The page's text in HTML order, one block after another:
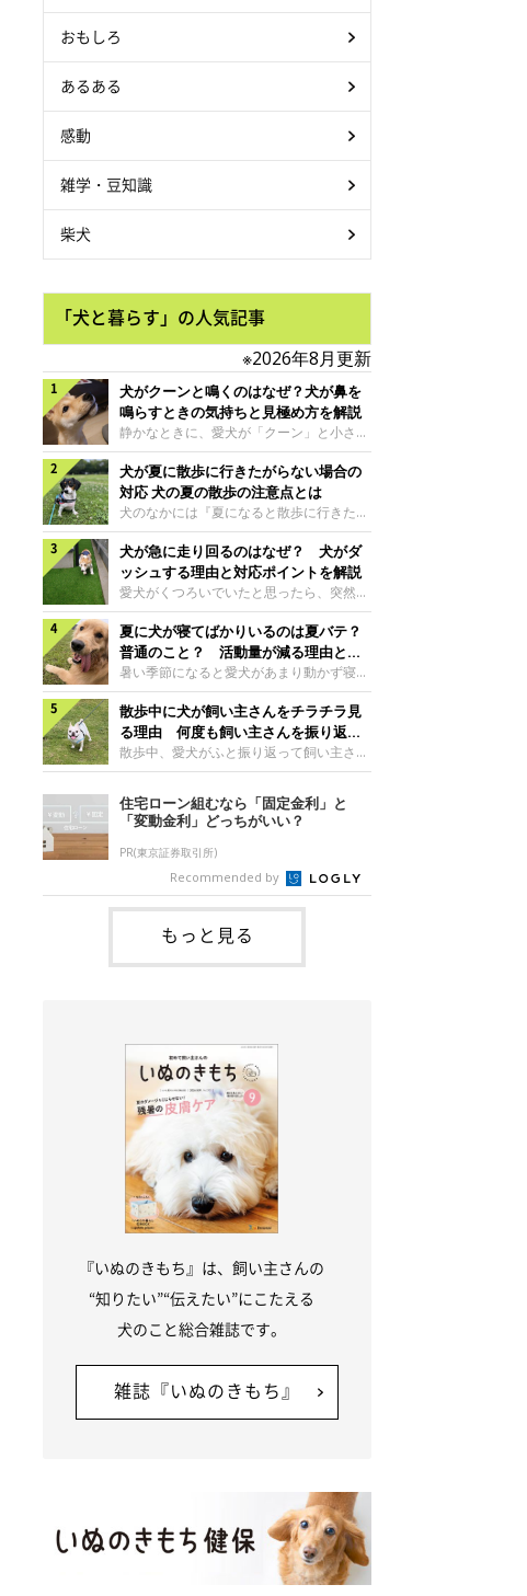
おもしろ
あるある
感動
雑学・豆知識
柴犬
「犬と暮らす」の人気記事
※2026年8月更新
犬がクーンと鳴くのはなぜ？犬が鼻を
鳴らすときの気持ちと見極め方を解説
静かなときに、愛犬が「クーン」と小さく
鳴いたり、鼻を鳴らすような音を出したり
することはありませんか？ 大きく吠える
わけではない分、「不安なの？それとも何
かお願いしているの？」と気になる飼い主
さんもいるかもしれません。今回は、犬が
クーンと鳴く理由や鼻鳴らしの背景、見極
め方と対応のポイントなどについて、いぬ
のきもち獣医師相談室の原 駿太朗先生に
伺いました。クーンと鳴くのはどんな気持
ち？いぬのきもち投稿写真ギャラリー犬が
クーンと小さく鳴くときは、何らかの感情
を伝えようとしている場合があると考えら
れています。大
犬が夏に散歩に行きたがらない場合の
対応 犬の夏の散歩の注意点とは
犬のなかには『夏になると散歩に行きたが
らない、歩かなくなる』『暑い季節は散歩
の気配を察すると涼しい部屋から出ようと
しない』など散歩に行きたがらないコもい
るようです。愛犬の運動をさせてあげたい
のに、散歩に行きたがらない。このような
場合はどう対応すればよいのでしょうか？
「愛犬が夏に散歩に行きたがらない場合の
対応」について、いぬのきもち獣医師相談
室の白山さとこ先生に聞きました。Q.夏に
犬の散歩に行くときの注意点は？ いぬの
きもち投稿写真ギャラリーーー夏に愛犬と
散歩に行くときは、どのようなことに注意
をするとよい
犬が急に走り回るのはなぜ？ 犬がダ
ッシュする理由と対応ポイントを解説
愛犬がくつろいでいたと思ったら、突然部
屋の中を走り回り始める――そんな様子に
驚いたことはありませんか？ 急な動きに
「何が起きているの？」と戸惑う飼い主さ
んも多いでしょう。落ち着いていたはずな
のに、急にスイッチが入ったように見える
と不安になることもあります。今回は、犬
が急に走り回る理由や見極め方などについ
て、いぬのきもち獣医師相談室の岡本りさ
先生に伺いました。犬が急に走り回るのは
ラリー犬が突然走り回る行動は、必ずしも
珍しいものではないと考えられています。
体にたまったエ
夏に犬が寝てばかりいるのは夏バテ？
普通のこと？ 活動量が減る理由と対
策とは
暑い季節になると愛犬があまり動かず寝て
ばかりだと感じる飼い主さんはいません
か？その様子に、愛犬が夏バテで疲れてい
るのか、元気がないのかなど不安に感じる
方もいるのではないかと思います。 で
は、犬が寝てばかりいるときに対処が必要
かを見極める方法はあるのでしょうか？
「犬の活動量が夏に減る理由と対策」につ
いて、いぬのきもち獣医師相談室の山口み
き先生に話を聞きました。Q. 夏に犬の活
動量が減る理由は？ いぬのきもち投稿写
真ギャラリーーー夏に愛犬の活動量が減る
と感じる飼い主さんもいるようです。理由
としてどのようなこ
散歩中に犬が飼い主さんをチラチラ見
る理由 何度も飼い主さんを振り返る
のはなぜ？
散歩中、愛犬がふと振り返って飼い主さん
の様子を確認する…そんな場面に心当たり
はありませんか？ 何度もチラチラ見られ
ると、「何か気になることがあるの？」
「ちゃんと歩けているかな」と不安になる
ことがあるかもしれません。愛犬が歩きな
がら飼い主さんを振り返るしぐさには、ど
んな気持ちが隠れているのでしょうか。今
回は、犬が散歩中に飼い主さんを確認する
理由や注意すべきサインの見極めかた、対
応のポイントなどについて、いぬのきもち
獣医師相談室の原 駿太朗先生に伺いまし
住宅ローン組むなら「固定金利」と
「変動金利」どっちがいい？
PR(東京証券取引所)
Recommended by
もっと見る
『いぬのきもち』は、飼い主さんの
“知りたい”“伝えたい”にこたえる
犬のこと総合雑誌です。
雑誌『いぬのきもち』